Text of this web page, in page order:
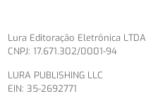
Lura Editoração Eletrônica LTDA
CNPJ: 17.671.302/0001-94
LURA PUBLISHING LLC
EIN: 35-2692771